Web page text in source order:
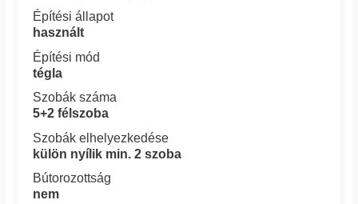
Építési állapot
használt
Építési mód
tégla
Szobák száma
5+2 félszoba
Szobák elhelyezkedése
külön nyílik min. 2 szoba
Bútorozottság
nem